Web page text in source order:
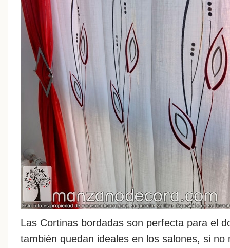
Las Cortinas bordadas son perfecta para el
también quedan ideales en los salones, si